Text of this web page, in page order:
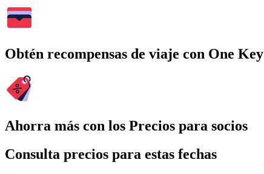
Obtén recompensas de viaje con One Key
Ahorra más con los Precios para socios
Consulta precios para estas fechas